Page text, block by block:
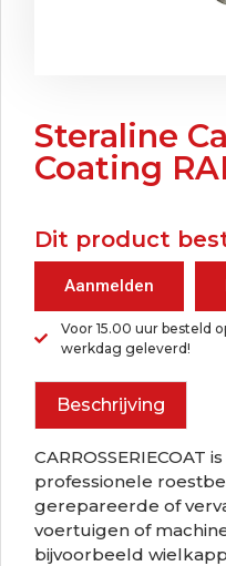
Steraline
Coating
Dit product
Aanmelden
Voor 15.00 uur besteld
werkdag geleverd!
Beschrijving
CARROSSERIECOAT
professionele
gerepareerde of
voertuigen of
bijvoorbeeld